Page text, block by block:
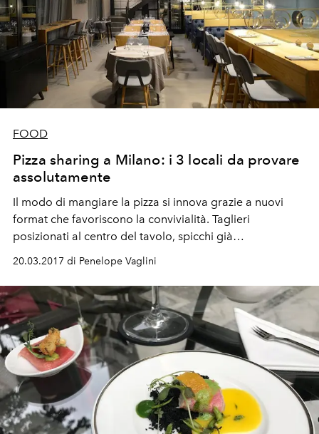
FOOD
Pizza sharing a Milano: i 3 locali da provare
assolutamente
Il modo di mangiare la pizza si innova grazie a nuovi
format che favoriscono la convivialità. Taglieri
posizionati al centro del tavolo, spicchi già
caratterizzano il pizza sharing di tendenza a Milano.
20.03.2017 di Penelope Vaglini